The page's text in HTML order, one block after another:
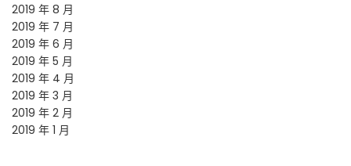
2019 年 8 月
2019 年 7 月
2019 年 6 月
2019 年 5 月
2019 年 4 月
2019 年 3 月
2019 年 2 月
2019 年 1 月